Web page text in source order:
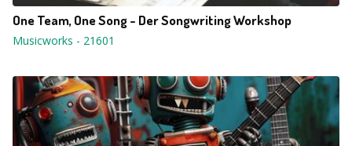
One Team, One Song - Der Songwriting Workshop
Musicworks - 21601